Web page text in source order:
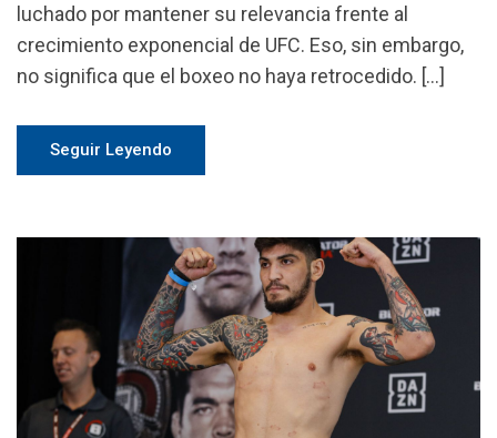
luchado por mantener su relevancia frente al
crecimiento exponencial de UFC. Eso, sin embargo,
no significa que el boxeo no haya retrocedido. […]
Seguir Leyendo